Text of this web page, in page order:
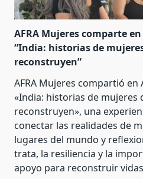
AFRA Mujeres comparte en
“India: historias de
reconstruyen”
AFRA Mujeres compartió en
«India: historias de mujeres
reconstruyen», una
conectar las realidades de
lugares del mundo y
trata, la resiliencia y la
apoyo para reconstruir